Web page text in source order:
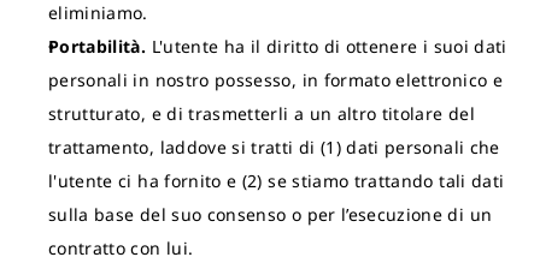
eliminiamo.
Portabilità. L'utente ha il diritto di ottenere i suoi dati
personali in nostro possesso, in formato elettronico e
strutturato, e di trasmetterli a un altro titolare del
trattamento, laddove si tratti di (1) dati personali che
l'utente ci ha fornito e (2) se stiamo trattando tali dati
sulla base del suo consenso o per l’esecuzione di un
contratto con lui.